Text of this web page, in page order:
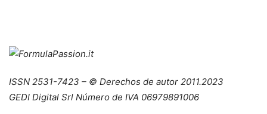
ISSN 2531-7423 – © Derechos de autor 2011.2023
GEDI Digital Srl Número de IVA 06979891006